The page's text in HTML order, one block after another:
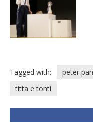
Tagged with: peter pan
titta e tonti